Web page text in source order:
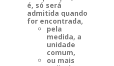
é, só será
admitida quando
for encontrada,
pela
medida, a
unidade
comum,
ou mais